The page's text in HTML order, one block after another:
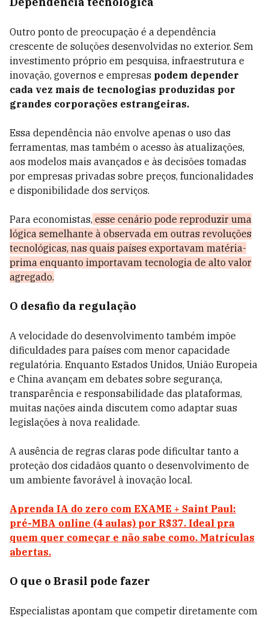
Outro ponto de preocupação é a dependência
crescente de soluções desenvolvidas no exterior. Sem
investimento próprio em pesquisa, infraestrutura e
inovação, governos e empresas podem depender
cada vez mais de tecnologias produzidas por
grandes corporações estrangeiras.
Essa dependência não envolve apenas o uso das
ferramentas, mas também o acesso às atualizações,
aos modelos mais avançados e às decisões tomadas
por empresas privadas sobre preços, funcionalidades
e disponibilidade dos serviços.
Para economistas, esse cenário pode reproduzir uma
lógica semelhante à observada em outras revoluções
tecnológicas, nas quais países exportavam matéria-
prima enquanto importavam tecnologia de alto valor
agregado.
O desafio da regulação
A velocidade do desenvolvimento também impõe
dificuldades para países com menor capacidade
regulatória. Enquanto Estados Unidos, União Europeia
e China avançam em debates sobre segurança,
transparência e responsabilidade das plataformas,
muitas nações ainda discutem como adaptar suas
legislações à nova realidade.
A ausência de regras claras pode dificultar tanto a
proteção dos cidadãos quanto o desenvolvimento de
um ambiente favorável à inovação local.
Aprenda IA do zero com EXAME + Saint Paul:
pré-MBA online (4 aulas) por R$37. Ideal pra
quem quer começar e não sabe como. Matrículas
abertas.
O que o Brasil pode fazer
Especialistas apontam que competir diretamente com